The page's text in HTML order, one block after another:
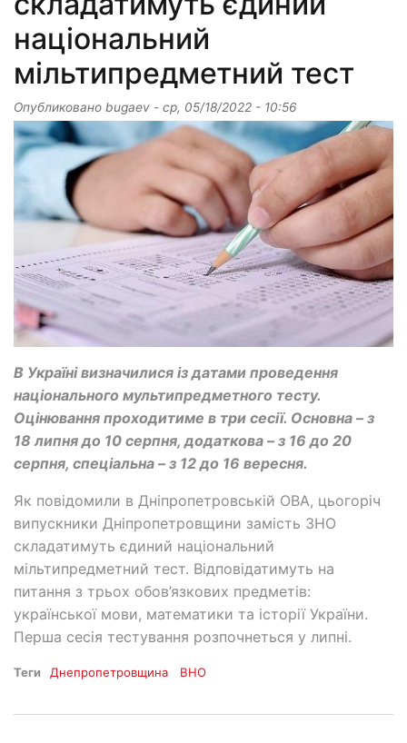
національний
мільтипредметний тест
Опубликовано bugaev - ср, 05/18/2022 - 10:56
В Україні визначилися із датами проведення
національного мультипредметного тесту.
Оцінювання проходитиме в три сесії. Основна – з
18 липня до 10 серпня, додаткова – з 16 до 20
серпня, спеціальна – з 12 до 16 вересня.
Як повідомили в Дніпропетровській ОВА, цьогоріч
випускники Дніпропетровщини замість ЗНО
складатимуть єдиний національний
мільтипредметний тест. Відповідатимуть на
питання з трьох обов’язкових предметів:
української мови, математики та історії України.
Перша сесія тестування розпочнеться у липні.
Теги Днепропетровщина ВНО